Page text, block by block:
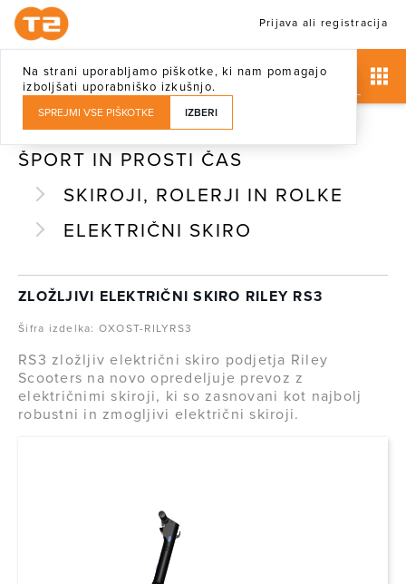
Na strani uporabljamo piškotke, ki nam pomagajo
izboljšati uporabniško izkušnjo.
SPREJMI VSE PIŠKOTKE IZBERI
Prijava ali registracija
ŠPORT IN PROSTI ČAS
SKIROJI, ROLERJI IN ROLKE
ELEKTRIČNI SKIRO
ZLOŽLJIVI ELEKTRIČNI SKIRO RILEY RS3
Šifra izdelka: OXOST-RILYRS3
RS3 zložljiv električni skiro podjetja Riley
Scooters na novo opredeljuje prevoz z
električnimi skiroji, ki so zasnovani kot najbolj
robustni in zmogljivi električni skiroji.